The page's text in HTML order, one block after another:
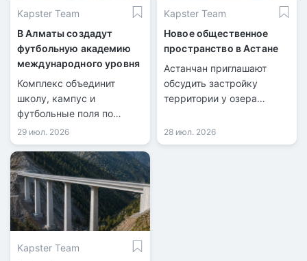
Kapster Team
В Алматы создадут
футбольную академию
международного уровня
Комплекс объединит
школу, кампус и
футбольные поля по
стандартам FIFA.
29 июл. 2026
Kapster Team
Новое общественное
пространство в Астане
Астанчан приглашают
обсудить застройку
территории у озера
28 июл. 2026
Kapster Team